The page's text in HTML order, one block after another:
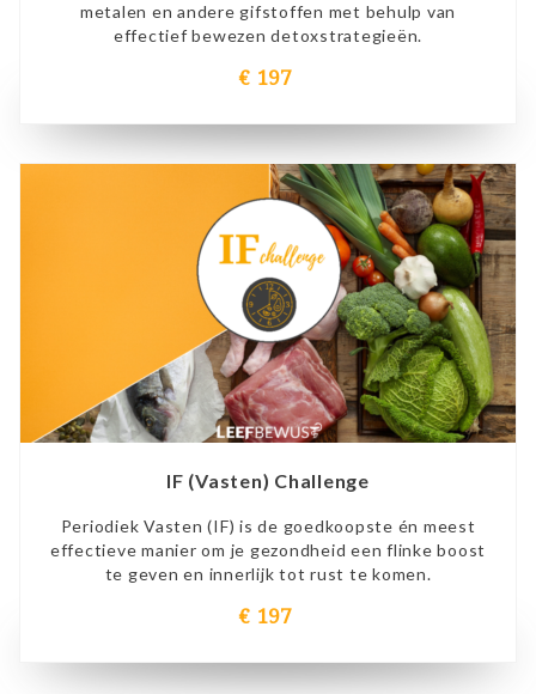
metalen en andere gifstoffen met behulp van
effectief bewezen detoxstrategieën.
€ 197
IF (Vasten) Challenge
Periodiek Vasten (IF) is de goedkoopste én meest
effectieve manier om je gezondheid een flinke boost
te geven en innerlijk tot rust te komen.
€ 197